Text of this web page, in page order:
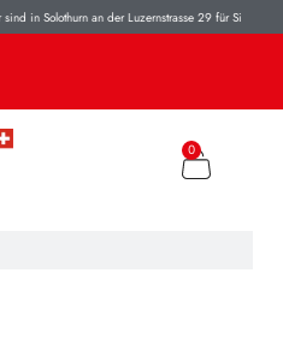
in Solothurn an der Luzernstrasse 29 für Sie da!
0